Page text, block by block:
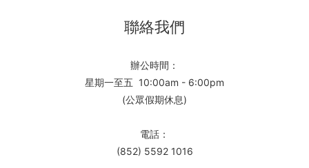
聯絡我們
辦公時間：
星期一至五 10:00am - 6:00pm
(公眾假期休息)
電話：
(852) 5592 1016